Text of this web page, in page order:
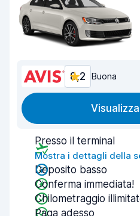
8,2 Buona
Presso il terminal
Mostra i dettagli della
Deposito basso
Conferma immediata!
Chilometraggio
Paga adesso